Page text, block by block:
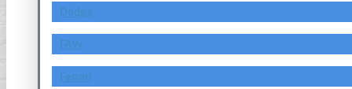
Dodge
FAW
Ferrari